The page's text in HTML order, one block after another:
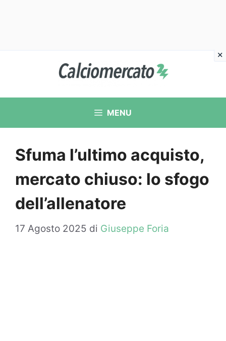
contenuto
MENU
Sfuma l’ultimo acquisto,
mercato chiuso: lo sfogo
dell’allenatore
17 Agosto 2025 di Giuseppe Foria